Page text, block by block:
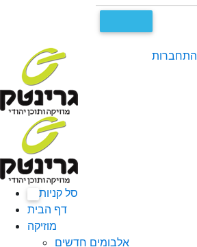
התחברות
סל קניות
דף הבית
מוזיקה
אלבומים חדשים